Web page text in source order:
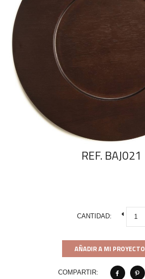
REF. BAJ021
CANTIDAD:
AÑADIR A MI PROYECTO
COMPARTIR: